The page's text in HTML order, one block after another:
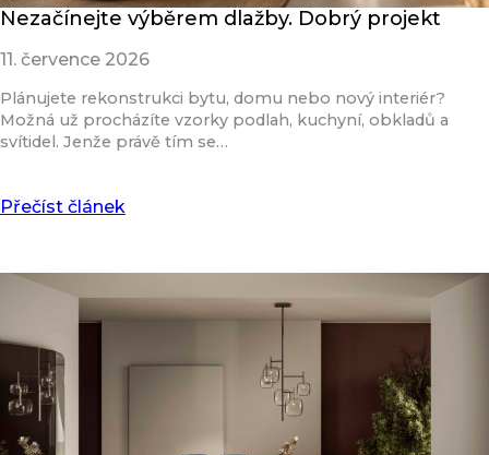
Nezačínejte výběrem dlažby. Dobrý projekt
11. července 2026
Plánujete rekonstrukci bytu, domu nebo nový interiér?
Možná už procházíte vzorky podlah, kuchyní, obkladů a
svítidel. Jenže právě tím se…
Přečíst článek